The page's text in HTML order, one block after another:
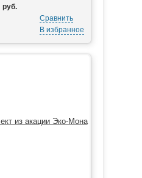
руб.
Сравнить
В избранное